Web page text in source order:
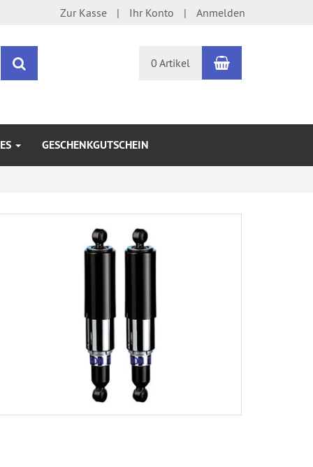
Zur Kasse Ihr Konto Anmelden
0 Artikel Warenkorb
GESCHENKGUTSCHEIN